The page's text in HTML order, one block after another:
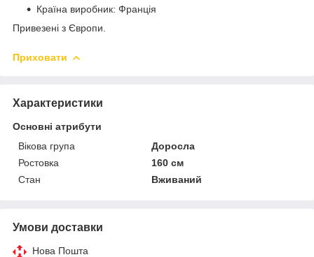
Країна виробник: Франція
Привезені з Європи.
Приховати
Характеристики
Основні атрибути
Вікова група
Доросла
Ростовка
160 см
Стан
Вживаний
Умови доставки
Нова Пошта